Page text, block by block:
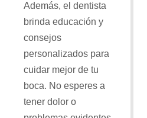
Además, el dentista
brinda educación y
consejos
personalizados para
cuidar mejor de tu
boca. No esperes a
tener dolor o